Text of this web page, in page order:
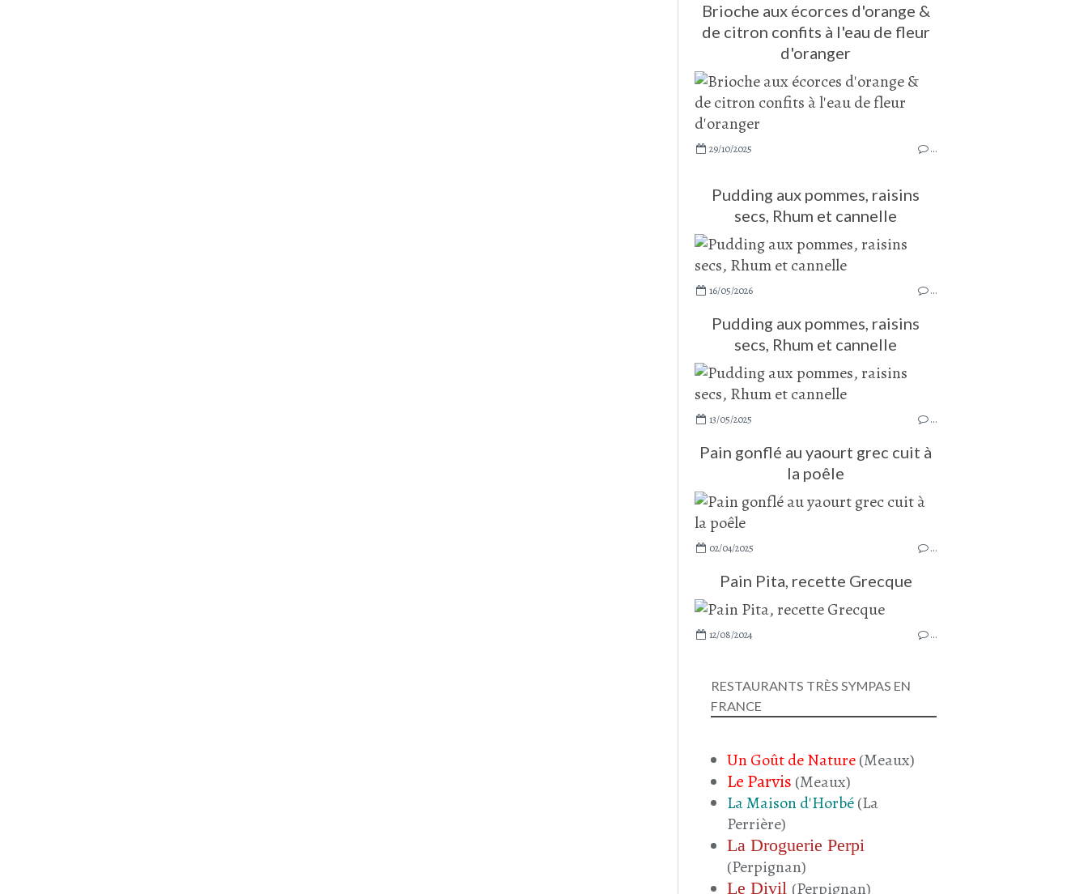
Brioche aux écorces d'orange &
de citron confits à l'eau de fleur
d'oranger
29/10/2025 …
Pudding aux pommes, raisins
secs, Rhum et cannelle
16/05/2026 …
Pudding aux pommes, raisins
secs, Rhum et cannelle
13/05/2025 …
Pain gonflé au yaourt grec cuit à
la poêle
02/04/2025 …
Pain Pita, recette Grecque
12/08/2024 …
RESTAURANTS TRÈS SYMPAS EN
FRANCE
Un Goût de Nature(Meaux)
Le Parvis (Meaux)
La Maison d'Horbé(La
Perrière)
La Droguerie Perpi
(Perpignan)
Le Divil (Perpignan)